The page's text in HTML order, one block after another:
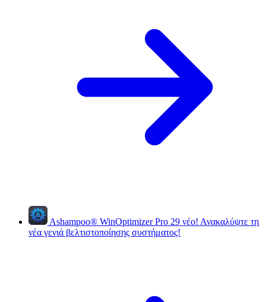
Ashampoo® WinOptimizer Pro 29 νέο! Ανακαλύψτε τη
νέα γενιά βελτιστοποίησης συστήματος!